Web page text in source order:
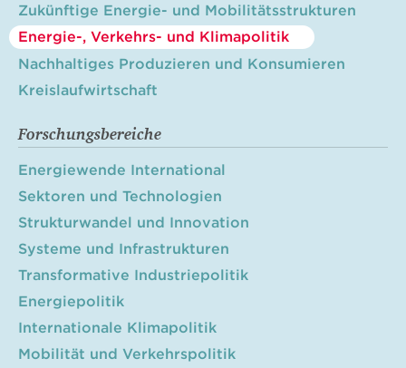
Zukünftige Energie- und Mobilitätsstrukturen
Energie-, Verkehrs- und Klimapolitik
Nachhaltiges Produzieren und Konsumieren
Kreislaufwirtschaft
Forschungsbereiche
Energiewende International
Sektoren und Technologien
Strukturwandel und Innovation
Systeme und Infrastrukturen
Transformative Industriepolitik
Energiepolitik
Internationale Klimapolitik
Mobilität und Verkehrspolitik